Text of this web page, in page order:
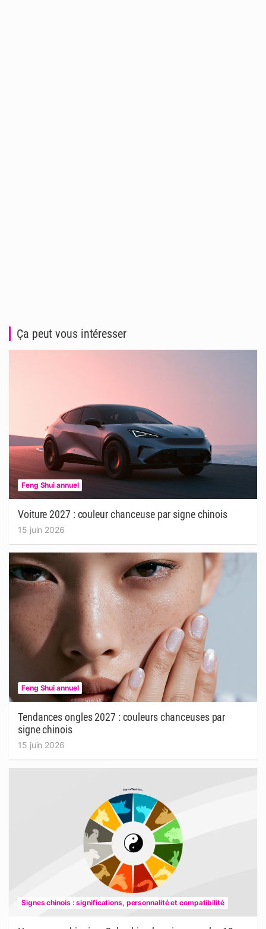
Ça peut vous intéresser
Feng Shui annuel
Voiture 2027 : couleur chanceuse par signe chinois
15 juin 2026
Feng Shui annuel
Tendances ongles 2027 : couleurs chanceuses par
signe chinois
15 juin 2026
Signes chinois : significations, personnalité et compatibilité